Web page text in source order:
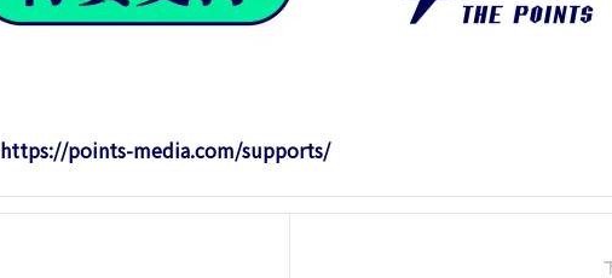
https://points-media.com/supports/